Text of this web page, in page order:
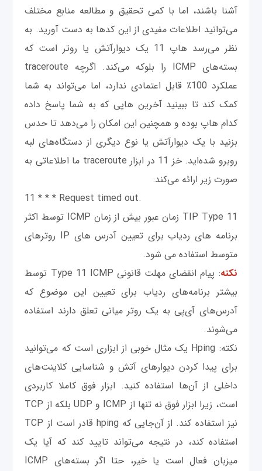
آشنا باشند، اما با کمی تحقیق و مطالعه منابع مختلف
می‌توانید اطلاعات مفیدی از این کدها به دست آورید. به
نظر می‌رسد هاپ 11 یک دیوارآتش یا روتر است که
بسته‌های ICMP را بلوکه می‌کند. اگرچه traceroute
عملکرد 100٪ قابل اعتمادی ندارد، اما می‌تواند به شما
کمک کند تا ببینید آخرین هاپی که به شما پاسخ داده
کدام هاپ بوده و همچنین این امکان را می‌دهد تا حدس
بزنید با یک دیوارآتش یا نوع دیگری از دستگاه‌های لبه
روبرو شده‌اید. خز 11 در ابزار traceroute ما اطلاعاتی به
صورت زیر ارائه می‌کند:
11 * * * Request timed out.
TIP Type 11 زمان عبور بیش از زمان ICMP توسط اکثر
برنامه های ردیاب برای تعیین آدرس های IP روترهای
متوسط استفاده می شود.
نکته
: پیام انقضای مهلت قانونی Type 11 ICMP توسط
بیشتر برنامه‌های ردیاب برای تعیین این موضوع که
آدرس‌های آی‌پی به یک روتر میانی تعلق دارند استفاده
می‌شوند.
نکته: Hping یک مثال خوبی از ابزاری است که می‌توانید
برای پیدا کردن دیوارهای آتش و شناسایی کلاینت‌های
داخلی از آن‌ها استفاده کنید. ابزار فوق کاملا کاربردی
است، زیرا ابزار فوق نه تنها از ICMP و UDP بلکه از TCP
نیز استفاده کند. از آن‌جایی که hping قادر است از TCP
استفاده کند، در نتیجه می‌تواند تایید کند که آیا یک
میزبان فعال است یا خیر، حتا اگر بسته‌های ICMP